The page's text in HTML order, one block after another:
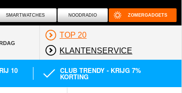
SMARTWATCHES NOODRADIO ZOMERGADGETS
TOP 20
KLANTENSERVICE
10 CLUB TRENDY - KRIJG 7%
KORTING